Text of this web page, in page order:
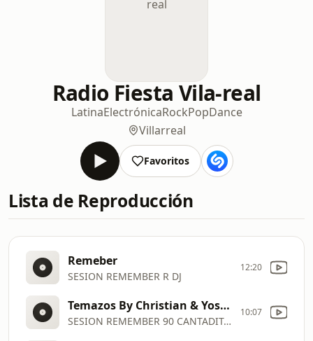
Radio Fiesta Vila-real
LatinaElectrónicaRockPopDance
Villarreal
Favoritos
Lista de Reproducción
Remeber
SESION REMEMBER R DJ
12:20
Temazos By Christian & Yose #remember #cantaditas #90s
SESION REMEMBER 90 CANTADITAS
10:07